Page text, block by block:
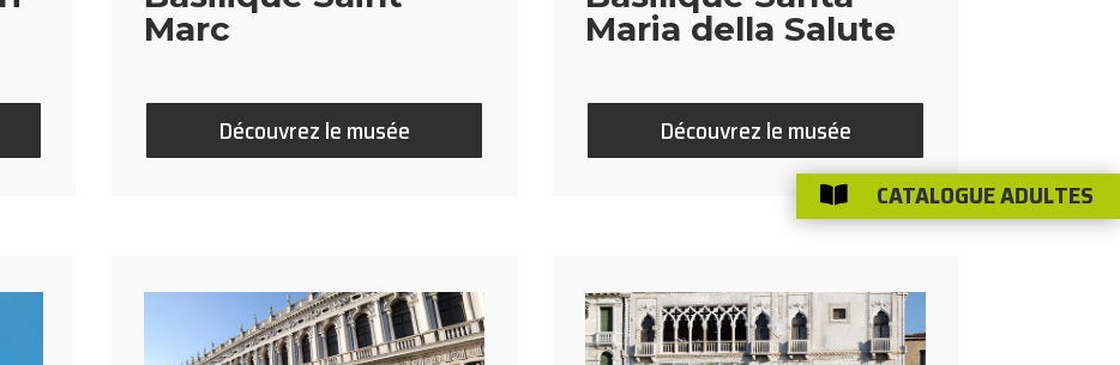
Marc
Découvrez le musée
Maria della Salute
Découvrez le musée
 CATALOGUE ADULTES